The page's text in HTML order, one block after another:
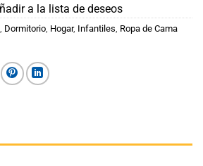
a la lista de deseos
Dormitorio Hogar, Infantiles Ropa de Cama